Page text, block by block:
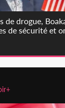
de drogue,
de sécurité et